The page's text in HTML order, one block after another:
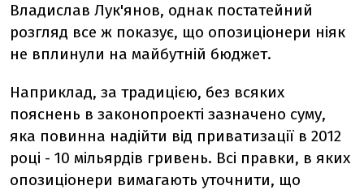
Владислав Лук'янов, однак постатейний
розгляд все ж показує, що опозиціонери ніяк
не вплинули на майбутній бюджет.
Наприклад, за традицією, без всяких
пояснень в законопроекті зазначено суму,
яка повинна надійти від приватизації в 2012
році - 10 мільярдів гривень. Всі правки, в яких
опозиціонери вимагають уточнити, що